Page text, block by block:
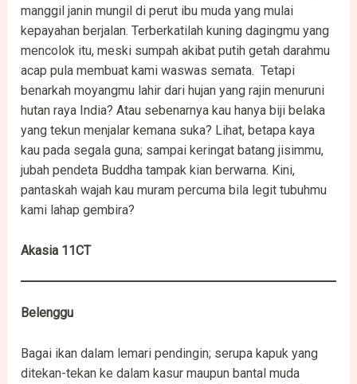
manggil janin mungil di perut ibu muda yang mulai
kepayahan berjalan. Terberkatilah kuning dagingmu yang
mencolok itu, meski sumpah akibat putih getah darahmu
acap pula membuat kami waswas semata. Tetapi
benarkah moyangmu lahir dari hujan yang rajin menuruni
hutan raya India? Atau sebenarnya kau hanya biji belaka
yang tekun menjalar kemana suka? Lihat, betapa kaya
kau pada segala guna; sampai keringat batang jisimmu,
jubah pendeta Buddha tampak kian berwarna. Kini,
pantaskah wajah kau muram percuma bila legit tubuhmu
kami lahap gembira?
Akasia 11CT
Belenggu
Bagai ikan dalam lemari pendingin; serupa kapuk yang
ditekan-tekan ke dalam kasur maupun bantal muda